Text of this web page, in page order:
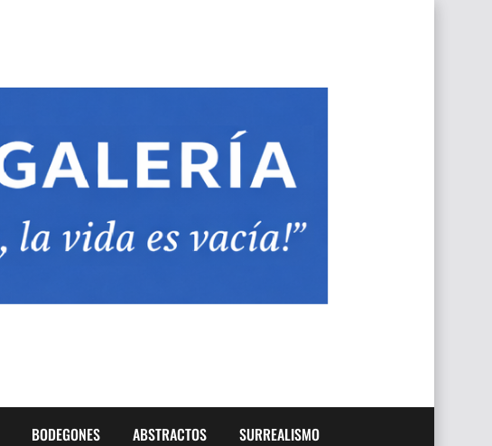
BODEGONES ABSTRACTOS SURREALISMO